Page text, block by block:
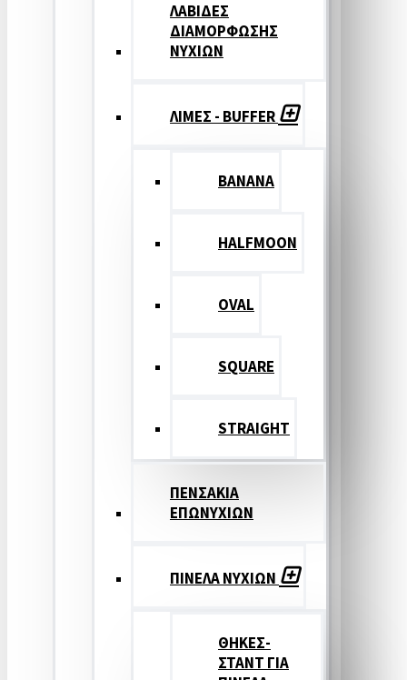
ΛΑΒΙΔΕΣ
ΔΙΑΜΟΡΦΩΣΗΣ
ΝΥΧΙΩΝ
ΛΙΜΕΣ - BUFFER
BANANA
HALFMOON
OVAL
SQUARE
STRAIGHT
ΠΕΝΣΑΚΙΑ
ΕΠΩΝΥΧΙΩΝ
ΠΙΝΕΛΑ ΝΥΧΙΩΝ
ΘΗΚΕΣ-
ΣΤΑΝΤ ΓΙΑ